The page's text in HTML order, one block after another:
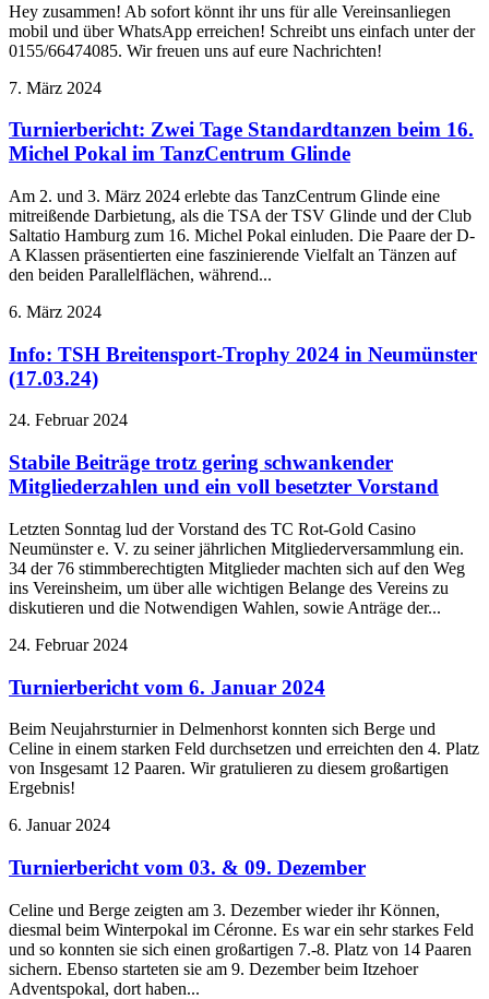
Hey zusammen! Ab sofort könnt ihr uns für alle Vereinsanliegen
mobil und über WhatsApp erreichen! Schreibt uns einfach unter der
0155/66474085. Wir freuen uns auf eure Nachrichten!
7. März 2024
Turnierbericht: Zwei Tage Standardtanzen beim 16.
Michel Pokal im TanzCentrum Glinde
Am 2. und 3. März 2024 erlebte das TanzCentrum Glinde eine
mitreißende Darbietung, als die TSA der TSV Glinde und der Club
Saltatio Hamburg zum 16. Michel Pokal einluden. Die Paare der D-
A Klassen präsentierten eine faszinierende Vielfalt an Tänzen auf
den beiden Parallelflächen, während...
6. März 2024
Info: TSH Breitensport-Trophy 2024 in Neumünster
(17.03.24)
24. Februar 2024
Stabile Beiträge trotz gering schwankender
Mitgliederzahlen und ein voll besetzter Vorstand
Letzten Sonntag lud der Vorstand des TC Rot-Gold Casino
Neumünster e. V. zu seiner jährlichen Mitgliederversammlung ein.
34 der 76 stimmberechtigten Mitglieder machten sich auf den Weg
ins Vereinsheim, um über alle wichtigen Belange des Vereins zu
diskutieren und die Notwendigen Wahlen, sowie Anträge der...
24. Februar 2024
Turnierbericht vom 6. Januar 2024
Beim Neujahrsturnier in Delmenhorst konnten sich Berge und
Celine in einem starken Feld durchsetzen und erreichten den 4. Platz
von Insgesamt 12 Paaren. Wir gratulieren zu diesem großartigen
Ergebnis!
6. Januar 2024
Turnierbericht vom 03. & 09. Dezember
Celine und Berge zeigten am 3. Dezember wieder ihr Können,
diesmal beim Winterpokal im Céronne. Es war ein sehr starkes Feld
und so konnten sie sich einen großartigen 7.-8. Platz von 14 Paaren
sichern. Ebenso starteten sie am 9. Dezember beim Itzehoer
Adventspokal, dort haben...